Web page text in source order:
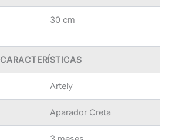
30 cm
CARACTERÍSTICAS
Artely
Aparador Creta